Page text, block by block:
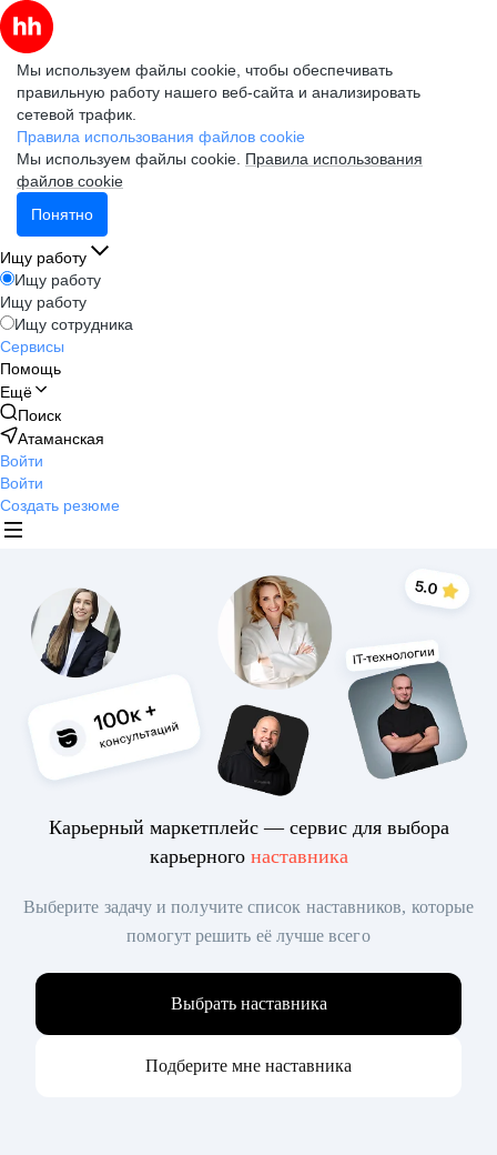
Мы используем файлы cookie, чтобы обеспечивать
правильную работу нашего веб-сайта и анализировать
сетевой трафик.
Правила использования файлов cookie
Мы используем файлы cookie. Правила использования
файлов cookie
Понятно
Ищу работу
Ищу работу
Ищу работу
Ищу сотрудника
Сервисы
Помощь
Ещё
Поиск
Атаманская
Войти
Войти
Создать резюме
Карьерный маркетплейс — сервис для выбора
карьерного наставника
Выберите задачу и получите список наставников, которые
помогут решить её лучше всего
Выбрать наставника
Подберите мне наставника